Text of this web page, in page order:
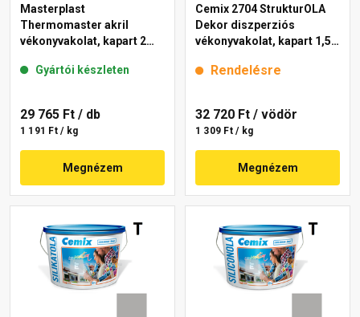
Masterplast
Thermomaster akril
vékonyvakolat, kapart 2
Gyártói készleten
29 765 Ft / db
1 191 Ft / kg
Megnézem
Cemix 2704 StrukturOLA
Dekor diszperziós
vékonyvakolat, kapart 1,5
Rendelésre
32 720 Ft / vödör
1 309 Ft / kg
Megnézem